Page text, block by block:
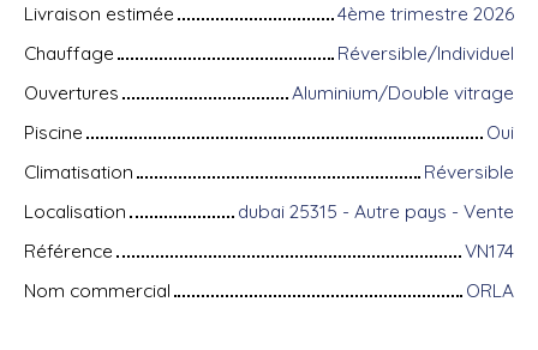
Livraison estimée
4ème trimestre 2026
Chauffage
Réversible/Individuel
Ouvertures
Aluminium/Double vitrage
Piscine
Oui
Climatisation
Réversible
Localisation
dubai 25315 - Autre pays - Vente
Référence
VN174
Nom commercial
ORLA